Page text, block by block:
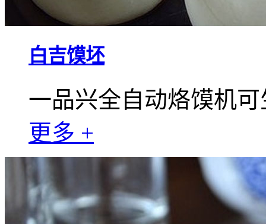
白吉馍坯
一品兴全自动烙馍机
更多 +